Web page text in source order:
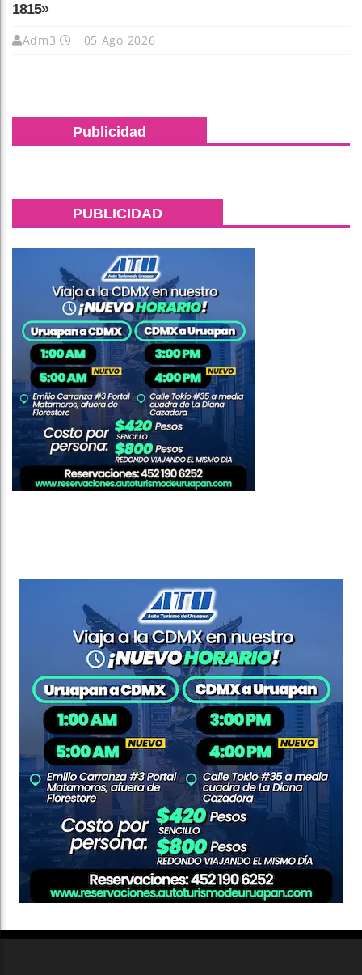
1815»
Adm3 05 Ago 2026
Publicidad
PUBLICIDAD